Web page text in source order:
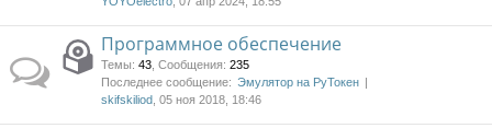
Программное обеспечение
Темы: 43 Сообщения: 235
Последнее сообщение: Эмулятор на РуТокен
skifskiliod , 05 ноя 2018, 18:46